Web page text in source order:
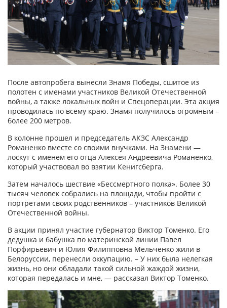
После автопробега вынесли Знамя Победы, сшитое из
полотен с именами участников Великой Отечественной
войны, а также локальных войн и Спецоперации. Эта акция
проводилась по всему краю. Знамя получилось огромным –
более 200 метров.
В колонне прошел и председатель АКЗС Александр
Романенко вместе со своими внучками. На Знамени —
лоскут с именем его отца Алексея Андреевича Романенко,
который участвовал во взятии Кенигсберга.
Затем началось шествие «Бессмертного полка». Более 30
тысяч человек собрались на площади, чтобы пройти с
портретами своих родственников – участников Великой
Отечественной войны.
В акции принял участие губернатор Виктор Томенко. Его
дедушка и бабушка по материнской линии Павел
Порфирьевич и Юлия Филипповна Мельченко жили в
Белоруссии, перенесли оккупацию. – У них была нелегкая
жизнь, но они обладали такой сильной жаждой жизни,
которая передалась и мне, — рассказал Виктор Томенко.